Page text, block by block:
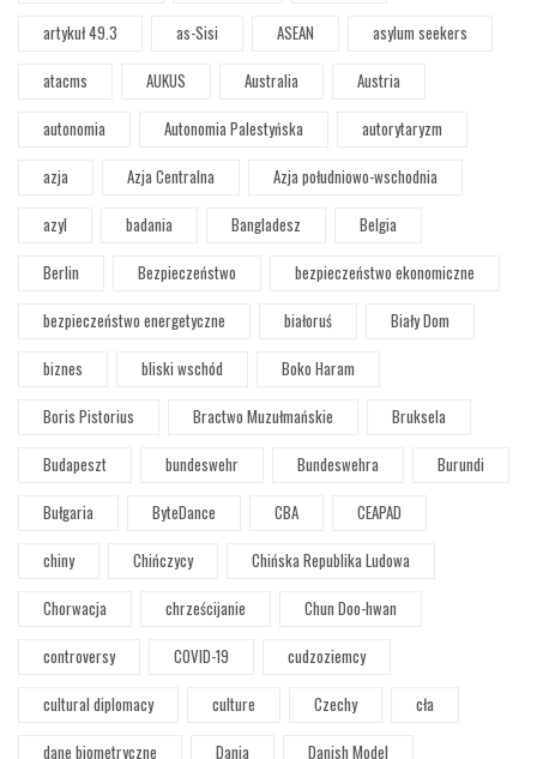
artykuł 49.3
as-Sisi ASEAN
asylum seekers
atacms
AUKUS Australia
Austria
autonomia
Autonomia Palestyńska
autorytaryzm
azja
Azja Centralna
Azja południowo-wschodnia
azyl
badania Bangladesz
Belgia
Berlin
Bezpieczeństwo
bezpieczeństwo ekonomiczne
bezpieczeństwo energetyczne
białoruś
Biały Dom
biznes
bliski wschód
Boko Haram
Boris Pistorius
Bractwo Muzułmańskie
Bruksela
Budapeszt
bundeswehr Bundeswehra
Burundi
Bułgaria
ByteDance CBA
CEAPAD
chiny
Chińczycy
Chińska Republika Ludowa
Chorwacja
chrześcijanie
Chun Doo-hwan
controversy
COVID-19
cudzoziemcy
cultural diplomacy
culture Czechy
cła
dane biometryczne
Dania Danish Model